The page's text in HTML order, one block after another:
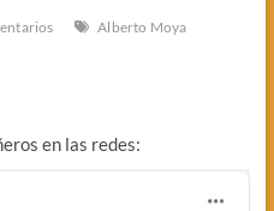
Alberto Moya
en las redes: